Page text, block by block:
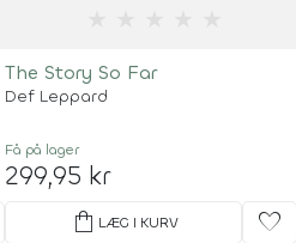
The Story So Far
Def Leppard
Få på lager
299,95 kr
shopping_bag LÆG I KURV favorite